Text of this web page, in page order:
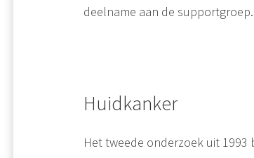
deelname aan de supportgroep.
Huidkanker
Het tweede onderzoek uit